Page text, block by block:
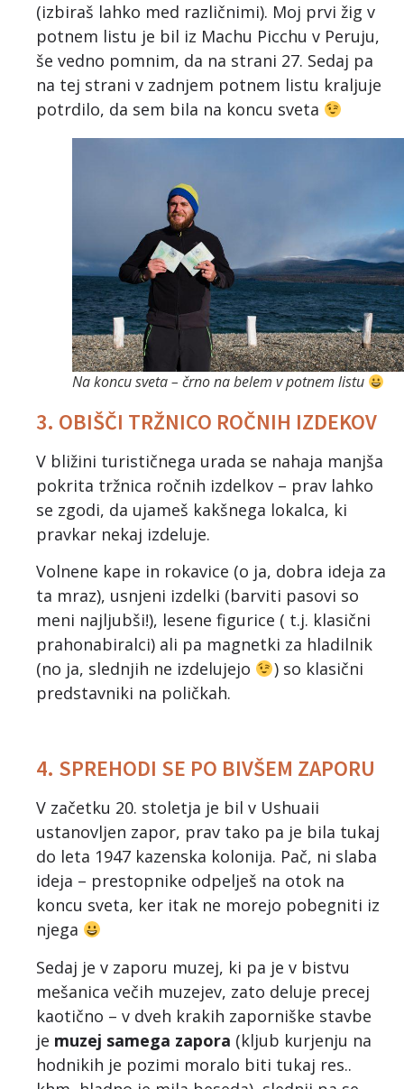
(izbiraš lahko med različnimi). Moj prvi žig v
potnem listu je bil iz Machu Picchu v Peruju,
še vedno pomnim, da na strani 27. Sedaj pa
na tej strani v zadnjem potnem listu kraljuje
potrdilo, da sem bila na koncu sveta
Na koncu sveta – črno na belem v potnem listu
3. OBIŠČI TRŽNICO ROČNIH IZDEKOV
V bližini turističnega urada se nahaja manjša
pokrita tržnica ročnih izdelkov – prav lahko
se zgodi, da ujameš kakšnega lokalca, ki
pravkar nekaj izdeluje.
Volnene kape in rokavice (o ja, dobra ideja za
ta mraz), usnjeni izdelki (barviti pasovi so
meni najljubši!), lesene figurice ( t.j. klasični
prahonabiralci) ali pa magnetki za hladilnik
(no ja, slednjih ne izdelujejo
) so klasični
predstavniki na poličkah.
4. SPREHODI SE PO BIVŠEM ZAPORU
V začetku 20. stoletja je bil v Ushuaii
ustanovljen zapor, prav tako pa je bila tukaj
do leta 1947 kazenska kolonija. Pač, ni slaba
ideja – prestopnike odpelješ na otok na
koncu sveta, ker itak ne morejo pobegniti iz
njega
Sedaj je v zaporu muzej, ki pa je v bistvu
mešanica večih muzejev, zato deluje precej
kaotično – v dveh krakih zaporniške stavbe
je muzej samega zapora (kljub kurjenju na
hodnikih je pozimi moralo biti tukaj res..